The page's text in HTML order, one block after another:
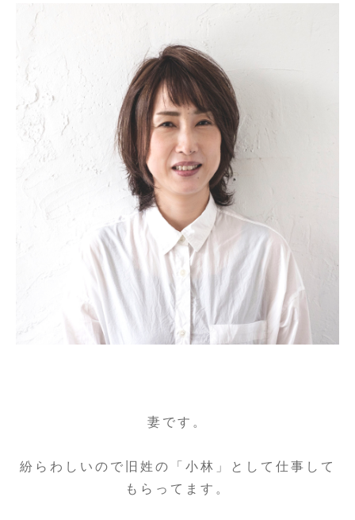
妻です。
紛らわしいので旧姓の「小林」として仕事して
もらってます。